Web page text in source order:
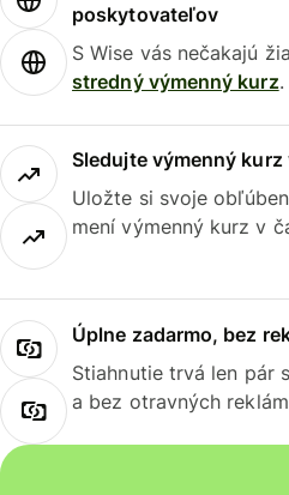
poskytovateľov
S Wise vás nečakajú
stredný výmenný kurz.
Sledujte výmenný kurz
Uložte si svoje
mení výmenný kurz v
Úplne zadarmo, bez
Stiahnutie trvá len pár
a bez otravných